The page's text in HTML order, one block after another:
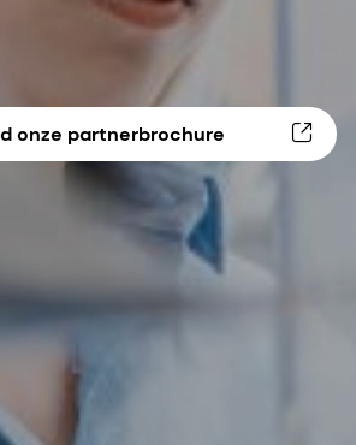
onze partnerbrochure